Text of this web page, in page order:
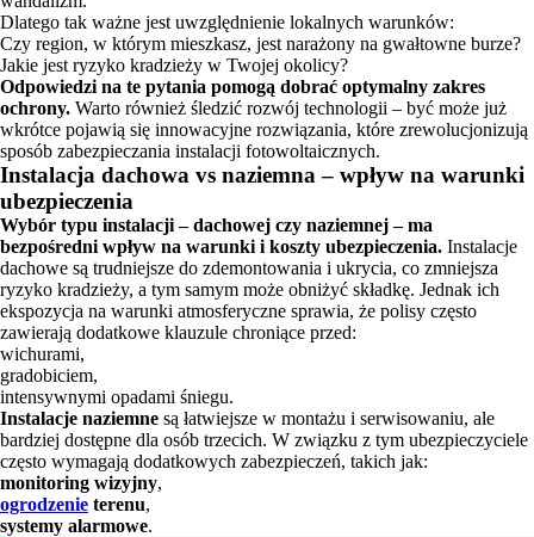
Dlatego tak ważne jest uwzględnienie lokalnych warunków:
Czy region, w którym mieszkasz, jest narażony na gwałtowne burze?
Jakie jest ryzyko kradzieży w Twojej okolicy?
Odpowiedzi na te pytania pomogą dobrać optymalny zakres
ochrony. Warto również śledzić rozwój technologii – być może już
wkrótce pojawią się innowacyjne rozwiązania, które zrewolucjonizują
sposób zabezpieczania instalacji fotowoltaicznych.
Instalacja dachowa vs naziemna – wpływ na warunki
ubezpieczenia
Wybór typu instalacji – dachowej czy naziemnej – ma
bezpośredni wpływ na warunki i koszty ubezpieczenia. Instalacje
dachowe są trudniejsze do zdemontowania i ukrycia, co zmniejsza
ryzyko kradzieży, a tym samym może obniżyć składkę. Jednak ich
ekspozycja na warunki atmosferyczne sprawia, że polisy często
zawierają dodatkowe klauzule chroniące przed:
wichurami,
gradobiciem,
intensywnymi opadami śniegu.
Instalacje naziemne są łatwiejsze w montażu i serwisowaniu, ale
bardziej dostępne dla osób trzecich. W związku z tym ubezpieczyciele
często wymagają dodatkowych zabezpieczeń, takich jak:
monitoring wizyjny,
ogrodzenie terenu,
systemy alarmowe.